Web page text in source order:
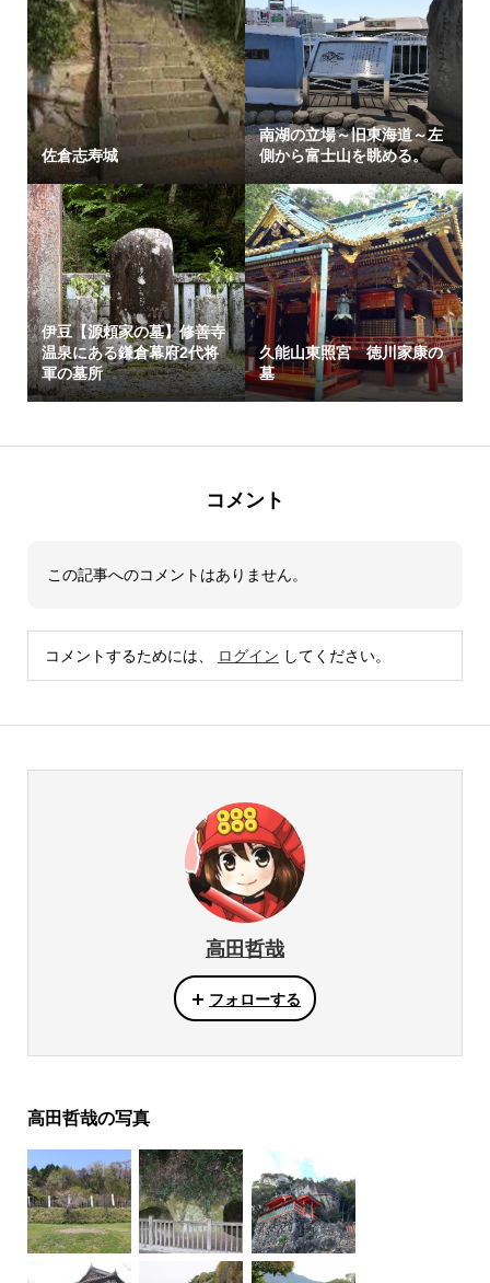
佐倉志寿城
南湖の立場～旧東海道～左
側から富士山を眺める。
伊豆【源頼家の墓】修善寺
温泉にある鎌倉幕府2代将
軍の墓所
久能山東照宮 徳川家康の
墓
コメント
この記事へのコメントはありません。
コメントするためには、 ログイン してください。
高田哲哉
フォローする
高田哲哉の写真